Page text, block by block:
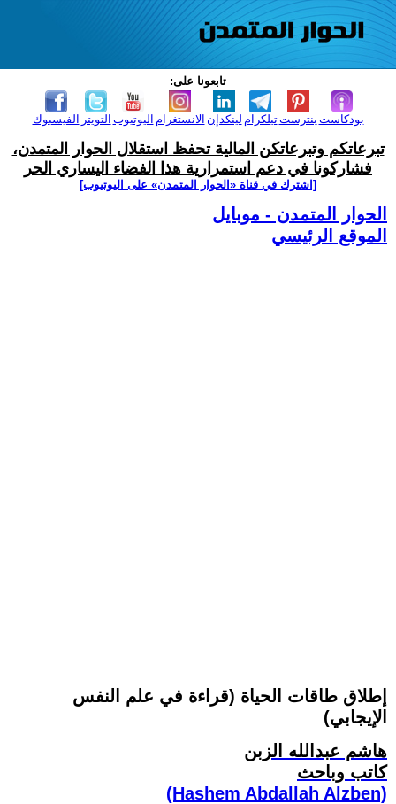
تابعونا على:
الفيسبوك التويتر اليوتيوب الانستغرام لينكدإن تيلكرامبنترست بودكاست
تبرعاتكم وتبرعاتكن المالية تحفظ استقلال الحوار المتمدن،
فشاركونا في دعم استمرارية هذا الفضاء اليساري الحر
[اشترك في قناة ‫«الحوار المتمدن» على اليوتيوب]
الحوار المتمدن - موبايل
الموقع الرئيسي
إطلاق طاقات الحياة (قراءة في علم النفس
الإيجابي)
هاشم عبدالله الزبن
كاتب وباحث
(Hashem Abdallah Alzben)